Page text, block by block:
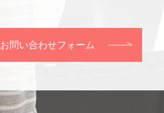
お問い合わせフォーム